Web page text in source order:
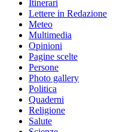
Itinerari
Lettere in Redazione
Meteo
Multimedia
Opinioni
Pagine scelte
Persone
Photo gallery
Politica
Quaderni
Religione
Salute